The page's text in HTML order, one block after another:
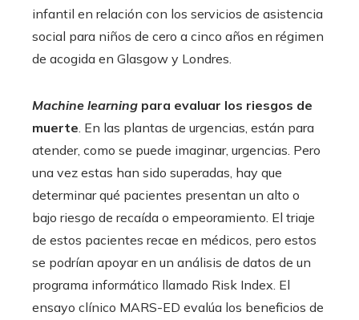
infantil en relación con los servicios de asistencia
social para niños de cero a cinco años en régimen
de acogida en Glasgow y Londres.
Machine learning para evaluar los riesgos de
muerte . En las plantas de urgencias, están para
atender, como se puede imaginar, urgencias. Pero
una vez estas han sido superadas, hay que
determinar qué pacientes presentan un alto o
bajo riesgo de recaída o empeoramiento. El triaje
de estos pacientes recae en médicos, pero estos
se podrían apoyar en un análisis de datos de un
programa informático llamado Risk Index. El
ensayo clínico MARS-ED evalúa los beneficios de